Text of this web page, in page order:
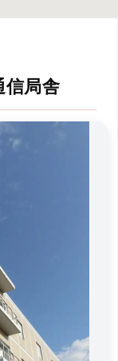
局舎